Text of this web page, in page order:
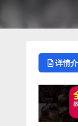
详情